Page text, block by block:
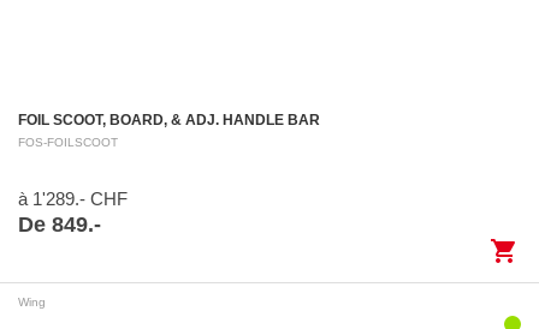
FOIL SCOOT, BOARD, & ADJ. HANDLE BAR
FOS-FOILSCOOT
à 1'289.- CHF
De 849.-
shopping_cart
Wing